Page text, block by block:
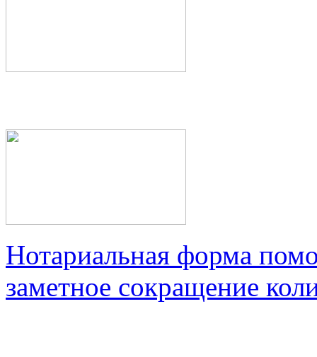
Нотариальная форма
заметное сокращение